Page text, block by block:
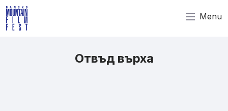
Menu
Отвъд върха